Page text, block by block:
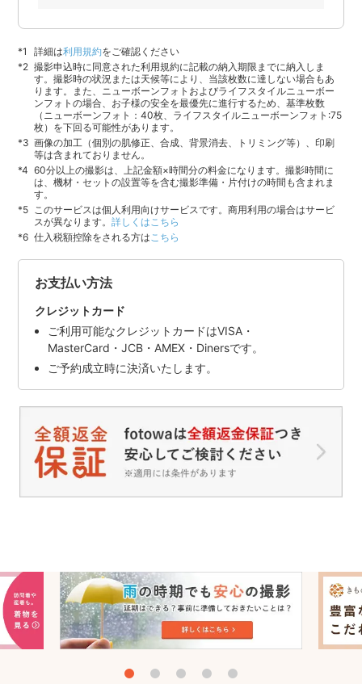
詳細は利用規約をご確認ください
撮影申込時に同意された利用規約に記載の納入期限までに納入しま
す。撮影時の状況または天候等により、当該枚数に達しない場合もあ
ります。また、ニューボーンフォトおよびライフスタイルニューボー
ンフォトの場合、お子様の安全を最優先に進行するため、基準枚数
（ニューボーンフォト：40枚、ライフスタイルニューボーンフォト:75
枚）を下回る可能性があります。
画像の加工（個別の肌修正、合成、背景消去、トリミング等）、印刷
等は含まれておりません。
60分以上の撮影は、上記金額×時間分の料金になります。撮影時間に
は、機材・セットの設置等を含む撮影準備・片付けの時間も含まれま
す。
このサービスは個人利用向けサービスです。商用利用の場合はサービ
スが異なります。詳しくはこちら
仕入税額控除をされる方は こちら
お支払い方法
クレジットカード
ご利用可能なクレジットカードはVISA・
MasterCard・JCB・AMEX・Dinersです。
ご予約成立時に決済いたします。